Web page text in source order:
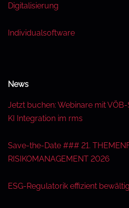
Digitalisierung
Individualsoftware
News
Jetzt buchen: Webinare mit
KI Integration im rms
Save-the-Date ### 21.
RISIKOMANAGEMENT 2026
ESG-Regulatorik effizient